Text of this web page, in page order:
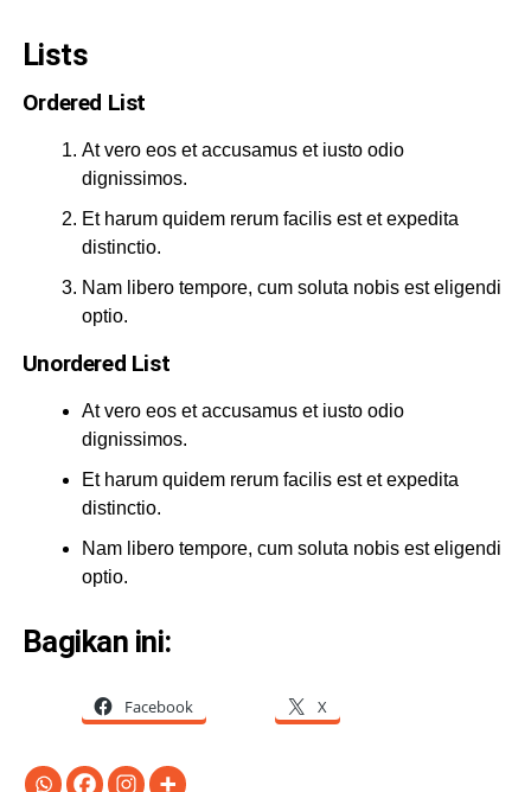
Lists
Ordered List
At vero eos et accusamus et iusto odio
dignissimos.
Et harum quidem rerum facilis est et expedita
distinctio.
Nam libero tempore, cum soluta nobis est eligendi
optio.
Unordered List
At vero eos et accusamus et iusto odio
dignissimos.
Et harum quidem rerum facilis est et expedita
distinctio.
Nam libero tempore, cum soluta nobis est eligendi
optio.
Bagikan ini:
Facebook X